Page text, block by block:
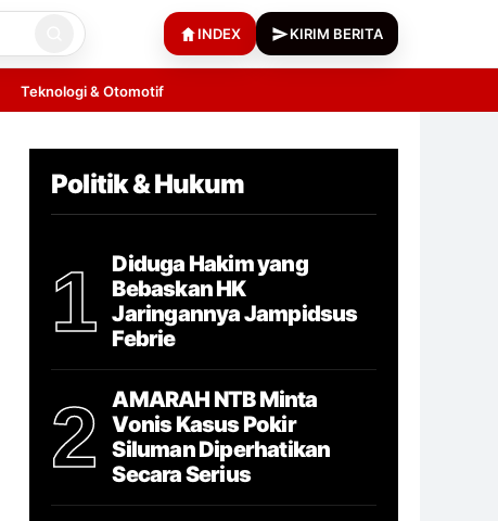
INDEX KIRIM BERITA
Teknologi & Otomotif
Politik & Hukum
1
Diduga Hakim yang
Bebaskan HK
Jaringannya Jampidsus
Febrie
2
AMARAH NTB Minta
Vonis Kasus Pokir
Siluman Diperhatikan
Secara Serius